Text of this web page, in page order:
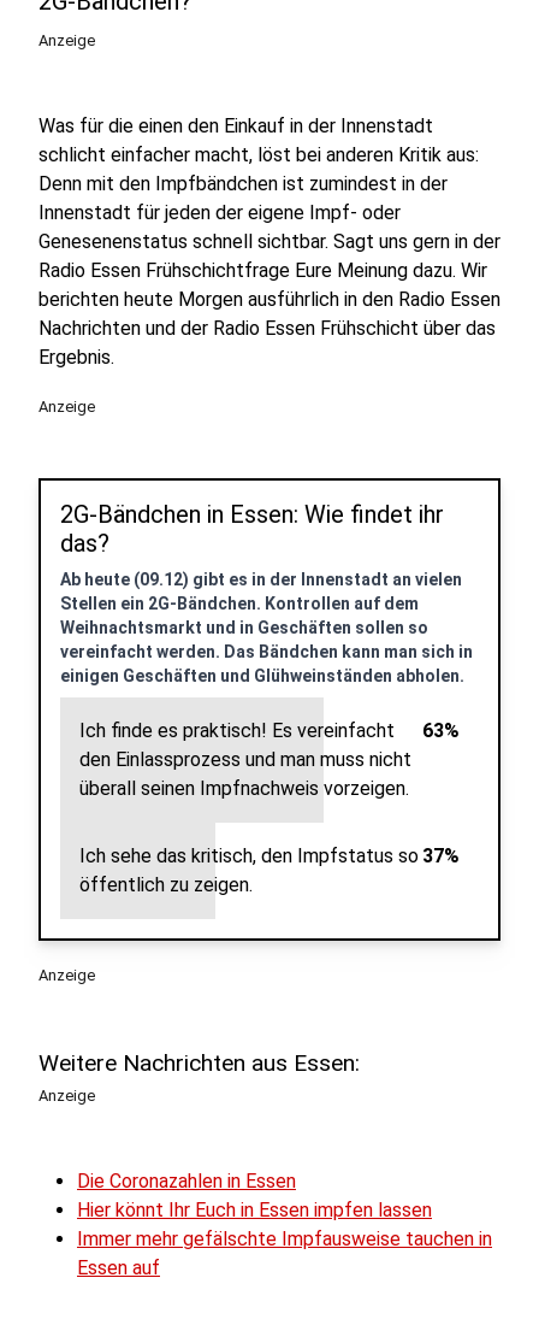
Anzeige
Was für die einen den Einkauf in der Innenstadt
schlicht einfacher macht, löst bei anderen Kritik aus:
Denn mit den Impfbändchen ist zumindest in der
Innenstadt für jeden der eigene Impf- oder
Genesenenstatus schnell sichtbar. Sagt uns gern in der
Radio Essen Frühschichtfrage Eure Meinung dazu. Wir
berichten heute Morgen ausführlich in den Radio Essen
Nachrichten und der Radio Essen Frühschicht über das
Ergebnis.
Anzeige
2G-Bändchen in Essen: Wie findet ihr
das?
Ab heute (09.12) gibt es in der Innenstadt an vielen
Stellen ein 2G-Bändchen. Kontrollen auf dem
Weihnachtsmarkt und in Geschäften sollen so
vereinfacht werden. Das Bändchen kann man sich in
einigen Geschäften und Glühweinständen abholen.
Ich finde es praktisch! Es vereinfacht
den Einlassprozess und man muss nicht
überall seinen Impfnachweis vorzeigen.
63%
Ich sehe das kritisch, den Impfstatus so
öffentlich zu zeigen.
37%
Anzeige
Weitere Nachrichten aus Essen:
Anzeige
Die Coronazahlen in Essen
Hier könnt Ihr Euch in Essen impfen lassen
Immer mehr gefälschte Impfausweise tauchen in
Essen auf